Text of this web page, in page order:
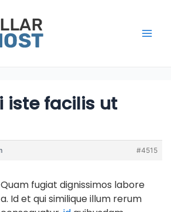
iste facilis ut
#4515
Quam fugiat dignissimos labore
a. Id et qui similique illum rerum